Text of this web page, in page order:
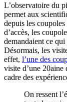
L’observatoire du
permet aux
depuis les
d’accès, les
demandaient ce
Désormais, les
effet, l’une des
visite d’une 20aine
cadre des
On ressent